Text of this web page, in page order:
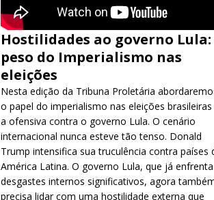
Hostilidades ao governo Lula:
peso do Imperialismo nas
eleições
Nesta edição da Tribuna Proletária
o papel do imperialismo nas eleições brasileiras
a ofensiva contra o governo Lula. O cenário
internacional nunca esteve tão tenso. Donald
Trump intensifica sua truculência contra países
América Latina. O governo Lula, que já enfrenta
desgastes internos significativos, agora
precisa lidar com uma hostilidade externa que